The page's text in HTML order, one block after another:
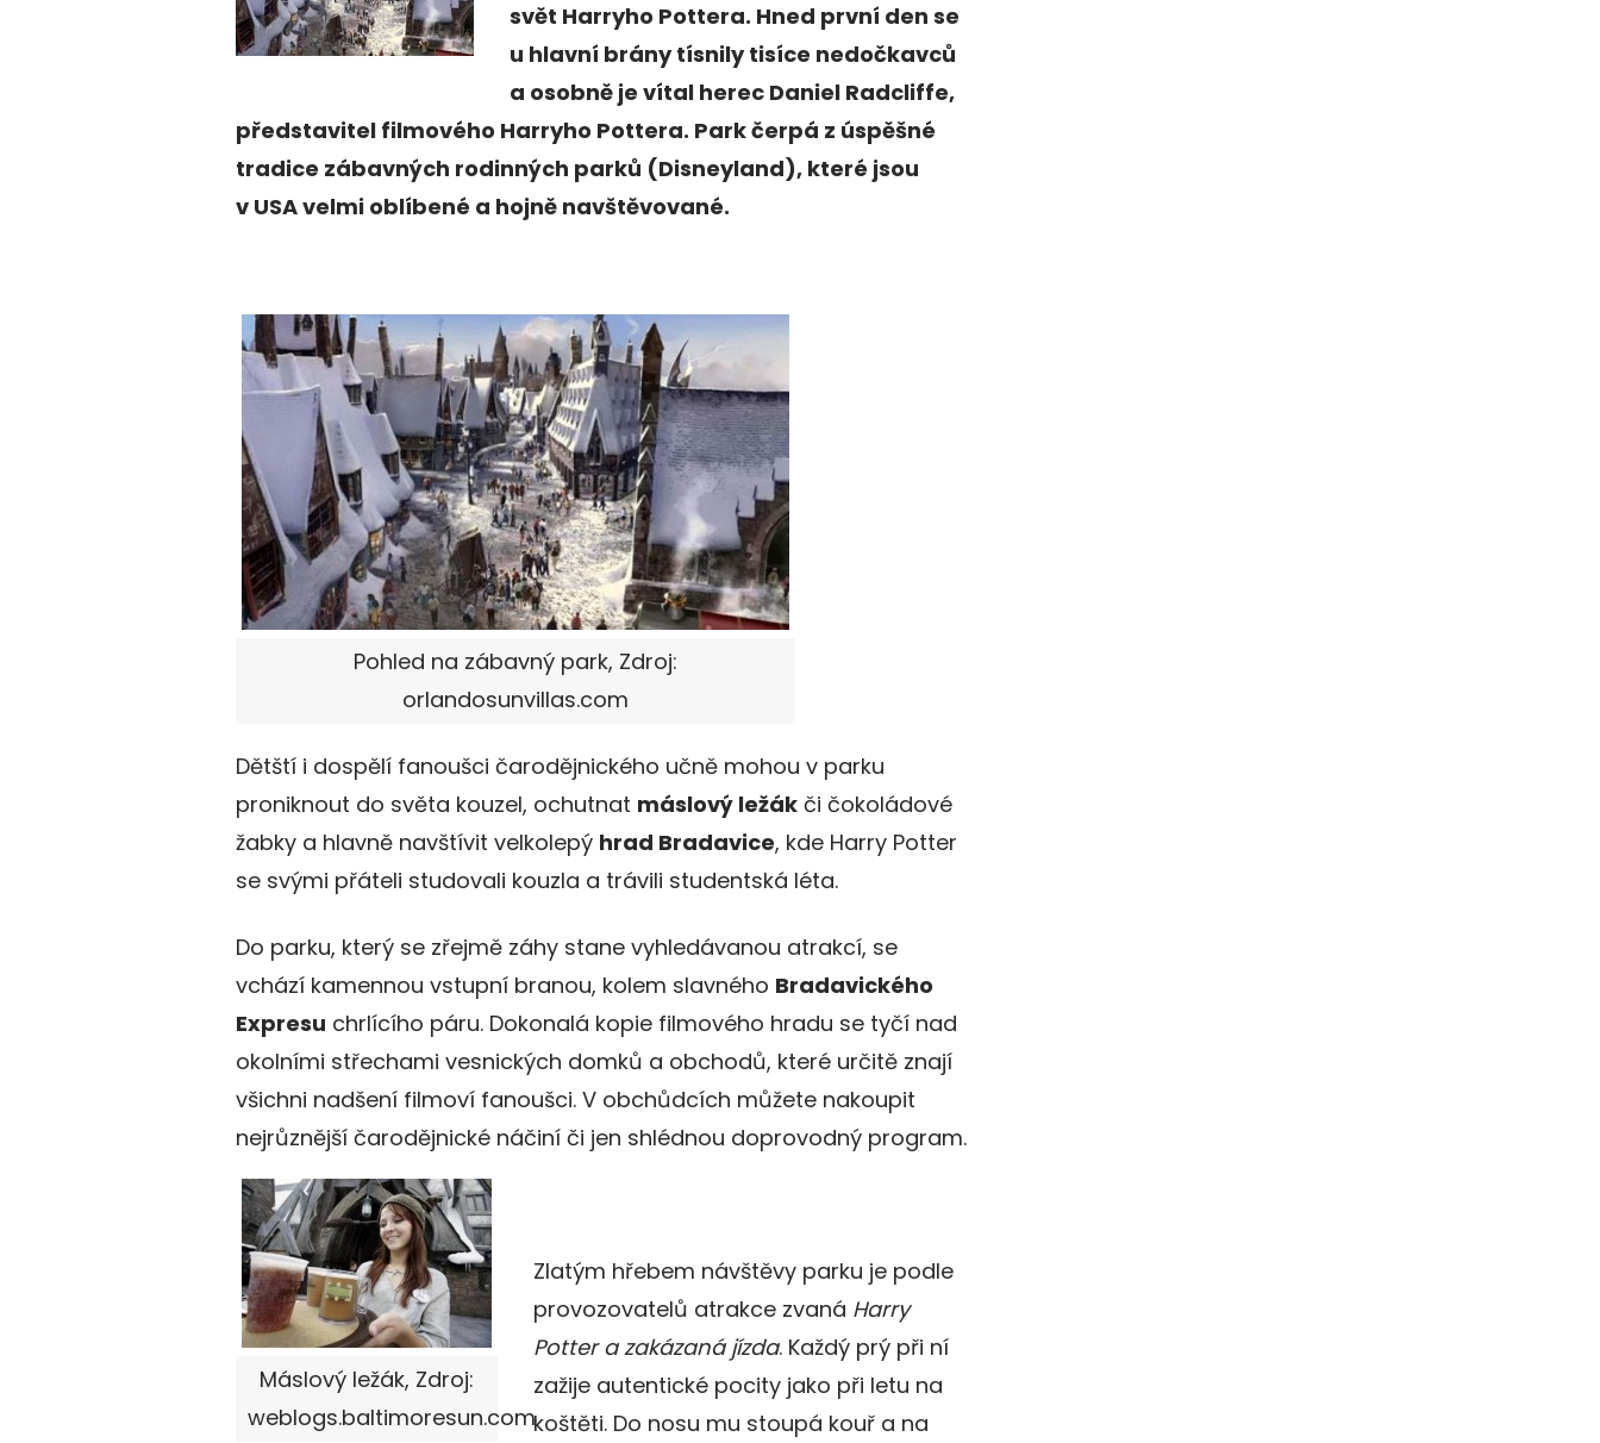
svět Harryho Pottera. Hned první den se
u hlavní brány tísnily tisíce nedočkavců
a osobně je vítal herec Daniel Radcliffe,
představitel filmového Harryho Pottera. Park čerpá z úspěšné
tradice zábavných rodinných parků (Disneyland), které jsou
v USA velmi oblíbené a hojně navštěvované.
Pohled na zábavný park, Zdroj:
orlandosunvillas.com
Dětští i dospělí fanoušci čarodějnického učně mohou v parku
proniknout do světa kouzel, ochutnat máslový ležák či čokoládové
žabky a hlavně navštívit velkolepý hrad Bradavice, kde Harry Potter
se svými přáteli studovali kouzla a trávili studentská léta.
Do parku, který se zřejmě záhy stane vyhledávanou atrakcí, se
vchází kamennou vstupní branou, kolem slavného Bradavického
Expresu chrlícího páru. Dokonalá kopie filmového hradu se tyčí nad
okolními střechami vesnických domků a obchodů, které určitě znají
všichni nadšení filmoví fanoušci. V obchůdcích můžete nakoupit
nejrůznější čarodějnické náčiní či jen shlédnou doprovodný program.
Máslový ležák, Zdroj:
weblogs.baltimoresun.com
Zlatým hřebem návštěvy parku je podle
provozovatelů atrakce zvaná Harry
Potter a zakázaná jízda. Každý prý při ní
zažije autentické pocity jako při letu na
koštěti. Do nosu mu stoupá kouř a na